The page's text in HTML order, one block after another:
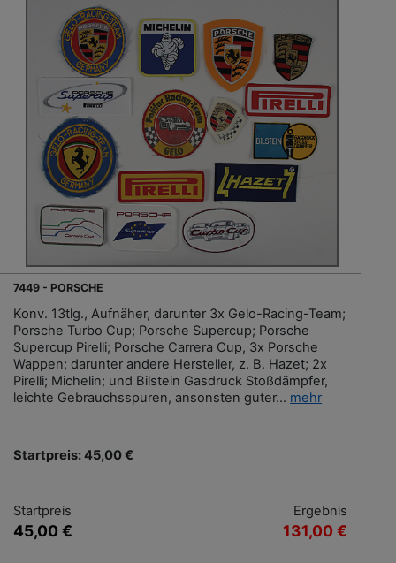
7449 - PORSCHE
Konv. 13tlg., Aufnäher, darunter 3x Gelo-Racing-Team;
Porsche Turbo Cup; Porsche Supercup; Porsche
Supercup Pirelli; Porsche Carrera Cup, 3x Porsche
Wappen; darunter andere Hersteller, z. B. Hazet; 2x
Pirelli; Michelin; und Bilstein Gasdruck Stoßdämpfer,
leichte Gebrauchsspuren, ansonsten guter... mehr
Startpreis: 45,00 €
Startpreis
45,00 €
Ergebnis
131,00 €